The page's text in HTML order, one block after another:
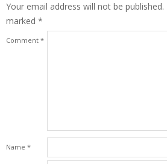
Your email address will not be published.
marked *
Comment *
Name *